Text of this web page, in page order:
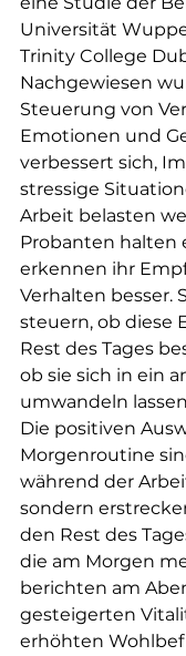
Universität
Trinity College
Nachgewiesen
Steuerung von
Emotionen und
verbessert sich,
stressige
Arbeit belasten
Probanten halten
erkennen ihr
Verhalten besser.
steuern, ob diese
Rest des Tages
ob sie sich in ein
umwandeln
Die positiven
Morgenroutine
während der
sondern
den Rest des
die am Morgen
berichten am
gesteigerten
erhöhten